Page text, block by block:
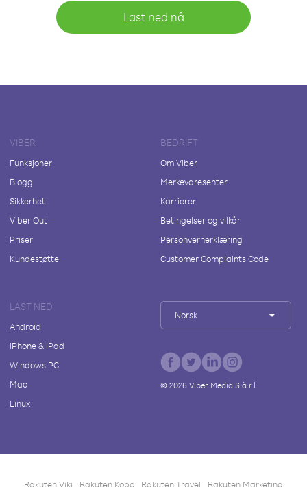
Last ned nå
VIBER
Funksjoner
Blogg
Sikkerhet
Viber Out
Priser
Kundestøtte
BEDRIFT
Om Viber
Merkevaresenter
Karrierer
Betingelser og vilkår
Personvernerklæring
Customer Complaints Code
LAST NED
Android
iPhone & iPad
Windows PC
Mac
Linux
Norsk
© 2026Viber Media S.à r.l.
Rakuten Viki Rakuten Kobo Rakuten Travel Rakuten Marketing